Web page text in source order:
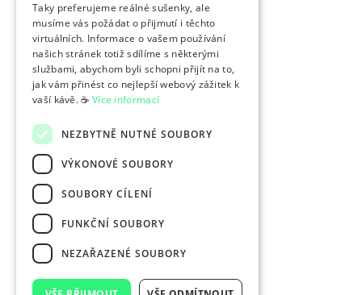
Taky preferujeme reálné sušenky, ale
musíme vás požádat o přijmutí i těchto
virtuálních. Informace o vašem používání
našich stránek totiž sdílíme s některými
službami, abychom byli schopni přijít na to,
jak vám přinést co nejlepší webový zážitek k
vaší kávě. ☕️ Více informací
NEZBYTNĚ NUTNÉ SOUBORY
VÝKONOVÉ SOUBORY
SOUBORY CÍLENÍ
FUNKČNÍ SOUBORY
NEZAŘAZENÉ SOUBORY